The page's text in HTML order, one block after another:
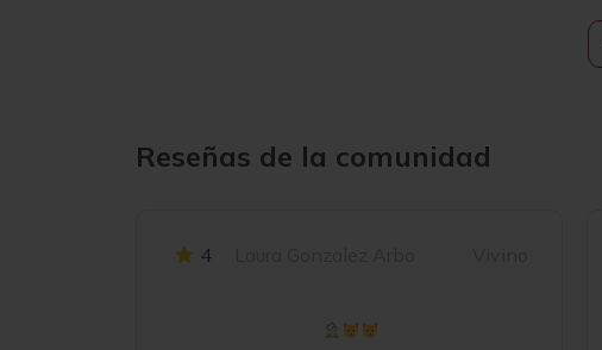
Reseñas de la comunidad
4